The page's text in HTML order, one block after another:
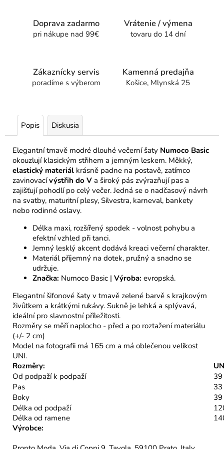
Doprava zadarmo
pri nákupe nad 99€
Vrátenie / výmena
tovaru do 14 dní
Zákaznícky servis
poradíme s výberom
Kamenná predajňa
Košice, Mlynská 25
Popis Diskusia
Elegantní tmavě modré dlouhé večerní šaty Numoco Basic
okouzlují klasickým střihem a jemným leskem. Měkký,
elastický materiál krásně padne na postavě, zatímco
zavinovacívýstřih do V a široký pás zvýrazňují pas a
zajišťují pohodlí po celý večer. Jedná se o nadčasový návrh
na svatby, maturitní plesy, Silvestra, karneval, bankety
nebo rodinné oslavy.
Délka maxi, rozšířený spodek - volnost pohybu a
efektní vzhled při tanci.
Jemný lesklý akcent dodává kreaci večerní charakter.
Materiál příjemný na dotek, pružný a snadno se
udržuje.
Značka: Numoco Basic | Výroba: evropská.
Elegantní šifonové šaty v tmavě zelené barvě s krajkovým
živůtkem a krátkými rukávy. Sukně je lehká a splývavá,
ideální pro slavnostní příležitosti.
Rozměry se měří naplocho - před a po roztažení materiálu
(+/- 2 cm)
Model na fotografii má 165 cm a má oblečenou velikost
UNI.
Rozměry:
Od podpaží k podpaží
Pas
Boky
Délka od podpaží
Délka od ramene
Výrobce: